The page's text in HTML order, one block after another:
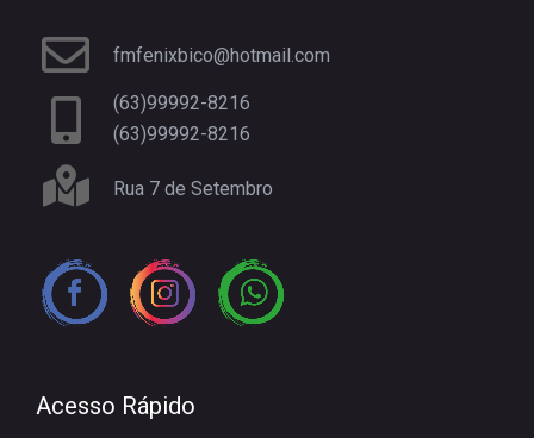
fmfenixbico@hotmail.com
(63)99992-8216
(63)99992-8216
Rua 7 de Setembro
Acesso Rápido